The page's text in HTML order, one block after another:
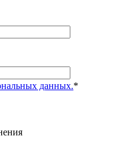
данных.*